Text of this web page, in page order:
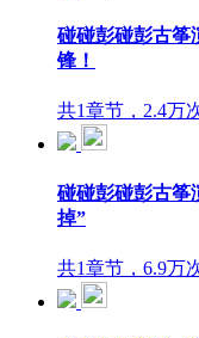
碰碰彭碰彭古筝
锋！
共1章节，2.4万
碰碰彭碰彭古筝
掉”
共1章节，6.9万